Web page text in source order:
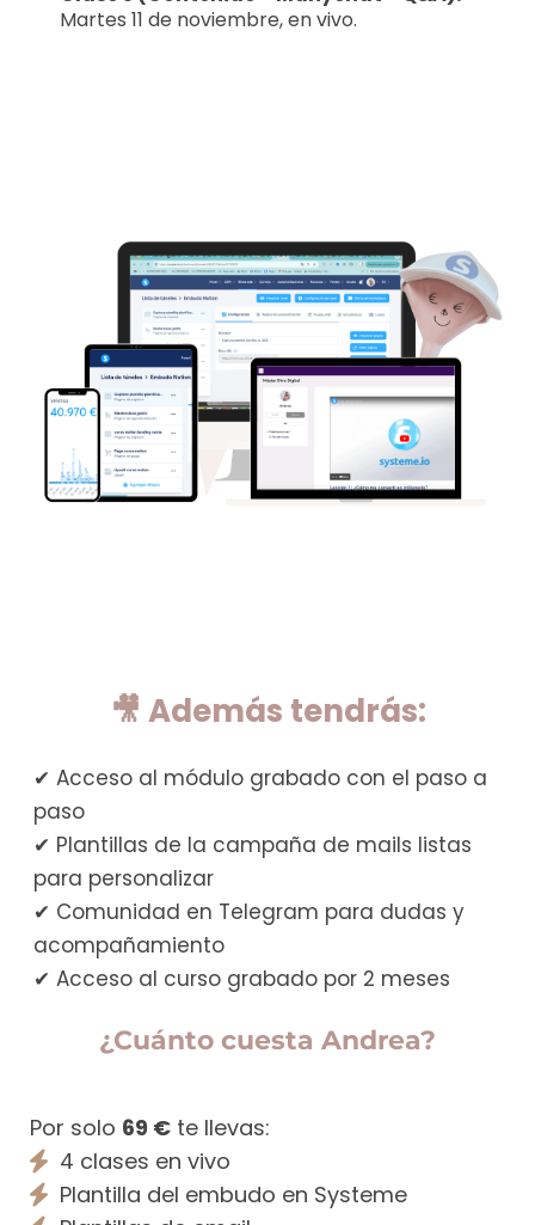
Martes 11 de noviembre, en vivo.
🎥 Además tendrás:
✔ Acceso al módulo grabado con el paso a
paso
✔ Plantillas de la campaña de mails listas
para personalizar
✔ Comunidad en Telegram para dudas y
acompañamiento
✔ Acceso al curso grabado por 2 meses
¿Cuánto cuesta Andrea?
Por solo 69 € te llevas:
4 clases en vivo
Plantilla del embudo en Systeme